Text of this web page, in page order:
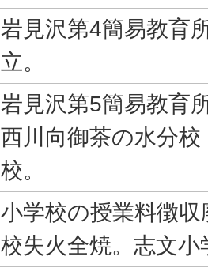
岩見沢第4簡易教育
立。
岩見沢第5簡易教育
西川向御茶の水分
校。
小学校の授業料徴
校失火全焼。志文小